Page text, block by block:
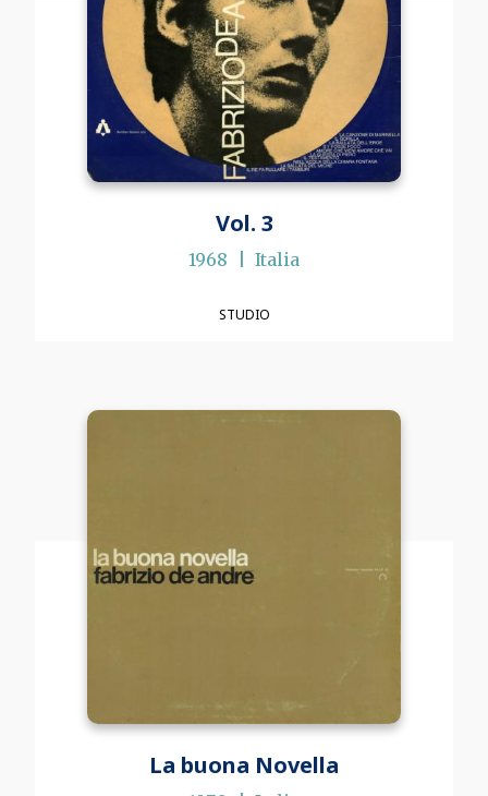
Vol. 3
1968 Italia
STUDIO
La buona Novella